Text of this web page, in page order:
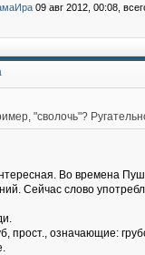
09 авг 2012, 00:08,
"сволочь"?
Во времена
Сейчас слово
прост., означающие: